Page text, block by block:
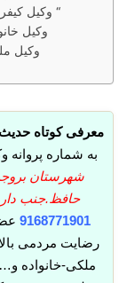
” وکیل کیفری بروجرد حدیث کیانی “
وکیل
وکیل
معرفی کوتاه
به شماره پروانه
شهرستان
حافظ.جنب
9168771901
رضایت مردمی
ملکی-خانواده